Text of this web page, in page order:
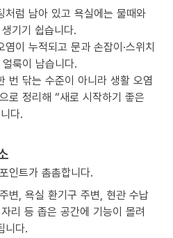
처럼 남아 있고 욕실에는 물때와
기기 쉽습니다.
이 누적되고 문과 손잡이·스위치
룩이 남습니다.
번 닦는 수준이 아니라 생활 오염
로 정리해 “새로 시작하기 좋은
다.
인트가 촘촘합니다.
변, 욕실 환기구 주변, 현관 수납
리 등 좁은 공간에 기능이 몰려
니다.